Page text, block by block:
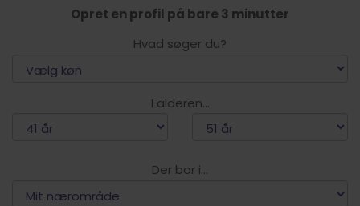
Opret en profil på bare 3 minutter
Hvad søger du?
I alderen...
Der bor i...